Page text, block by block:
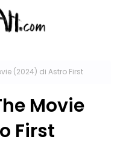
(2024) di Astro First
Movie
First